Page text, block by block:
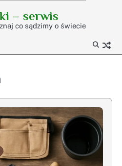
– serwis
co sądzimy o świecie